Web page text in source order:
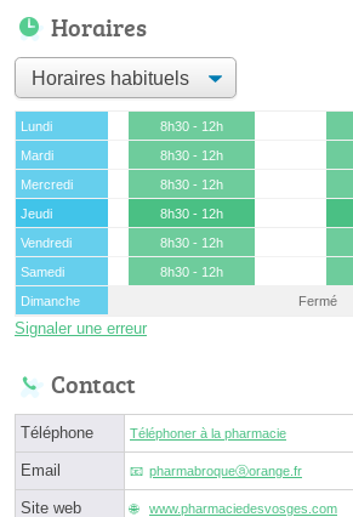
Horaires
Lundi 8h30 - 12h
Mardi
8h30 - 12h
Mercredi
8h30 - 12h
Jeudi
8h30 - 12h
Vendredi
8h30 - 12h
Samedi
8h30 - 12h
Dimanche
Fermé
Signaler une erreur
Contact
Téléphone Téléphoner à la pharmacie
Email pharmabroqueⓐorange.fr
Site web www.pharmaciedesvosges.com